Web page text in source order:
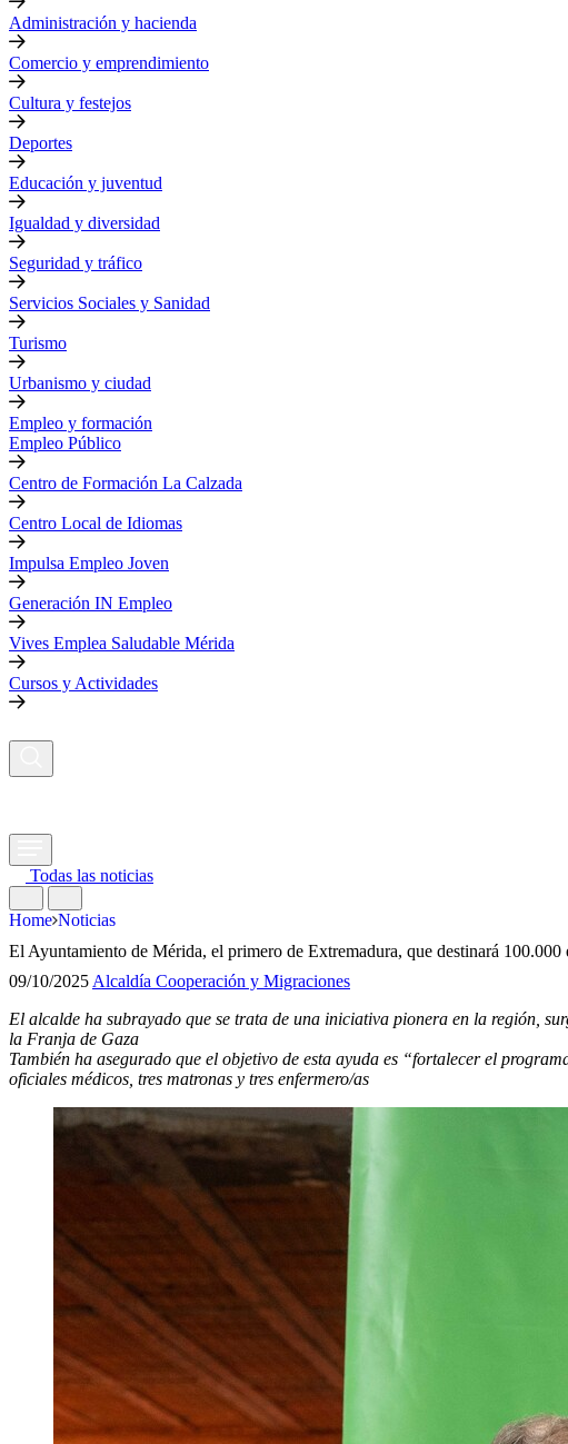
Administración y hacienda
Comercio y emprendimiento
Cultura y festejos
Deportes
Educación y juventud
Igualdad y diversidad
Seguridad y tráfico
Servicios Sociales y Sanidad
Turismo
Urbanismo y ciudad
Empleo y formación
Empleo Público
Centro de Formación La Calzada
Centro Local de Idiomas
Impulsa Empleo Joven
Generación IN Empleo
Vives Emplea Saludable Mérida
Cursos y Actividades
Todas las noticias
Home Noticias
El Ayuntamiento de Mérida, el primero de Extremadura, que destinará
09/10/2025Alcaldía Cooperación y Migraciones
El alcalde ha subrayado que se trata de una iniciativa pionera en la región,
la Franja de Gaza
También ha asegurado que el objetivo de esta ayuda es “fortalecer el
oficiales médicos, tres matronas y tres enfermero/as